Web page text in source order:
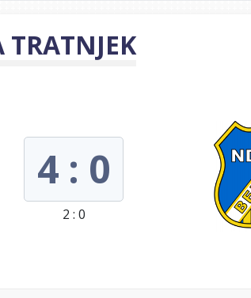
4 : 0
2 : 0